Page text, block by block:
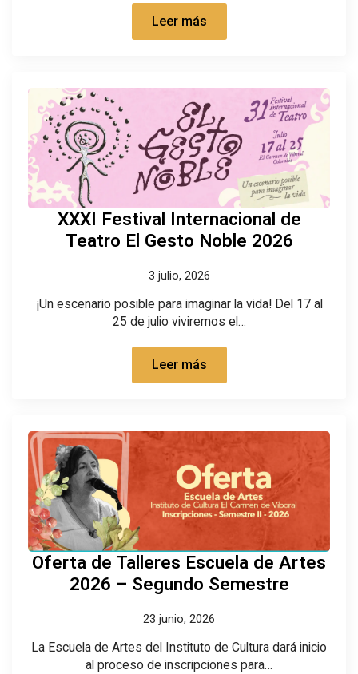
Leer más
XXXI Festival Internacional de
Teatro El Gesto Noble 2026
3 julio, 2026
¡Un escenario posible para imaginar la vida! Del 17 al
25 de julio viviremos el…
Leer más
Oferta de Talleres Escuela de Artes
2026 – Segundo Semestre
23 junio, 2026
La Escuela de Artes del Instituto de Cultura dará inicio
al proceso de inscripciones para…